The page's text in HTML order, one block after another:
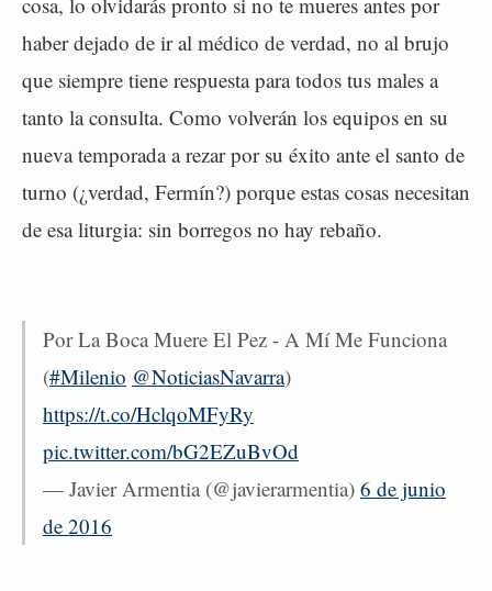
haber dejado de ir al médico de verdad, no al brujo
que siempre tiene respuesta para todos tus males a
tanto la consulta. Como volverán los equipos en su
nueva temporada a rezar por su éxito ante el santo de
turno (¿verdad, Fermín?) porque estas cosas necesitan
de esa liturgia: sin borregos no hay rebaño.
Por La Boca Muere El Pez - A Mí Me Funciona
(#Milenio @NoticiasNavarra)
https://t.co/HclqoMFyRy
pic.twitter.com/bG2EZuBvOd
— Javier Armentia (@javierarmentia) 6 de junio
de 2016